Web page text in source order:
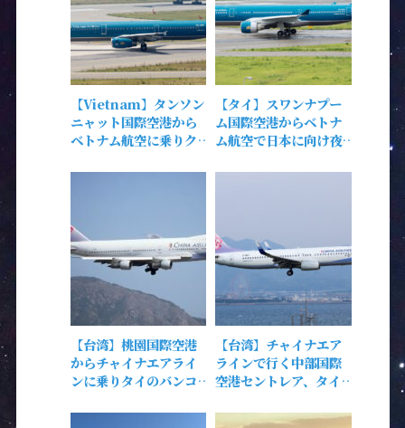
【Vietnam】タンソン
ニャット国際空港から
ベトナム航空に乗りク
発!!!【マレーシア】
【タイ】スワンナプー
ム国際空港からベトナ
ム航空で日本に向け夜
【台湾】桃園国際空港
からチャイナエアライ
ンに乗りタイのバンコ
【台湾】チャイナエア
ラインで行く中部国際
空港セントレア、タイ